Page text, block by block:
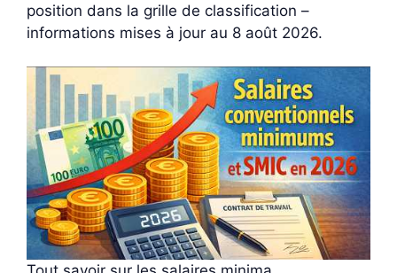
position dans la grille de classification –
informations mises à jour au 8 août 2026.